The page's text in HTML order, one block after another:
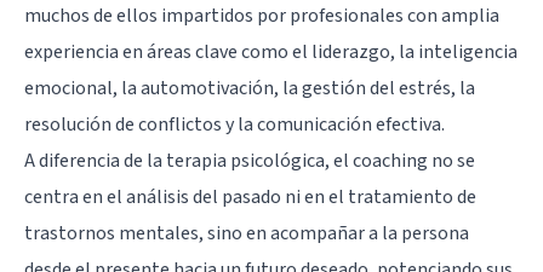
muchos de ellos impartidos por profesionales con amplia
experiencia en áreas clave como el liderazgo, la inteligencia
emocional, la automotivación, la gestión del estrés, la
resolución de conflictos y la comunicación efectiva.
A diferencia de la terapia psicológica, el coaching no se
centra en el análisis del pasado ni en el tratamiento de
trastornos mentales, sino en acompañar a la persona